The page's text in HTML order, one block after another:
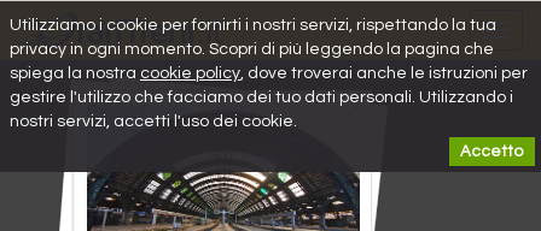
Utilizziamo i cookie per fornirti i nostri servizi, rispettando la tua
privacy in ogni momento. Scopri di più leggendo la pagina che
spiega la nostra cookie policy, dove troverai anche le istruzioni per
gestire l'utilizzo che facciamo dei tuo dati personali. Utilizzando i
nostri servizi, accetti l'uso dei cookie.
Accetto